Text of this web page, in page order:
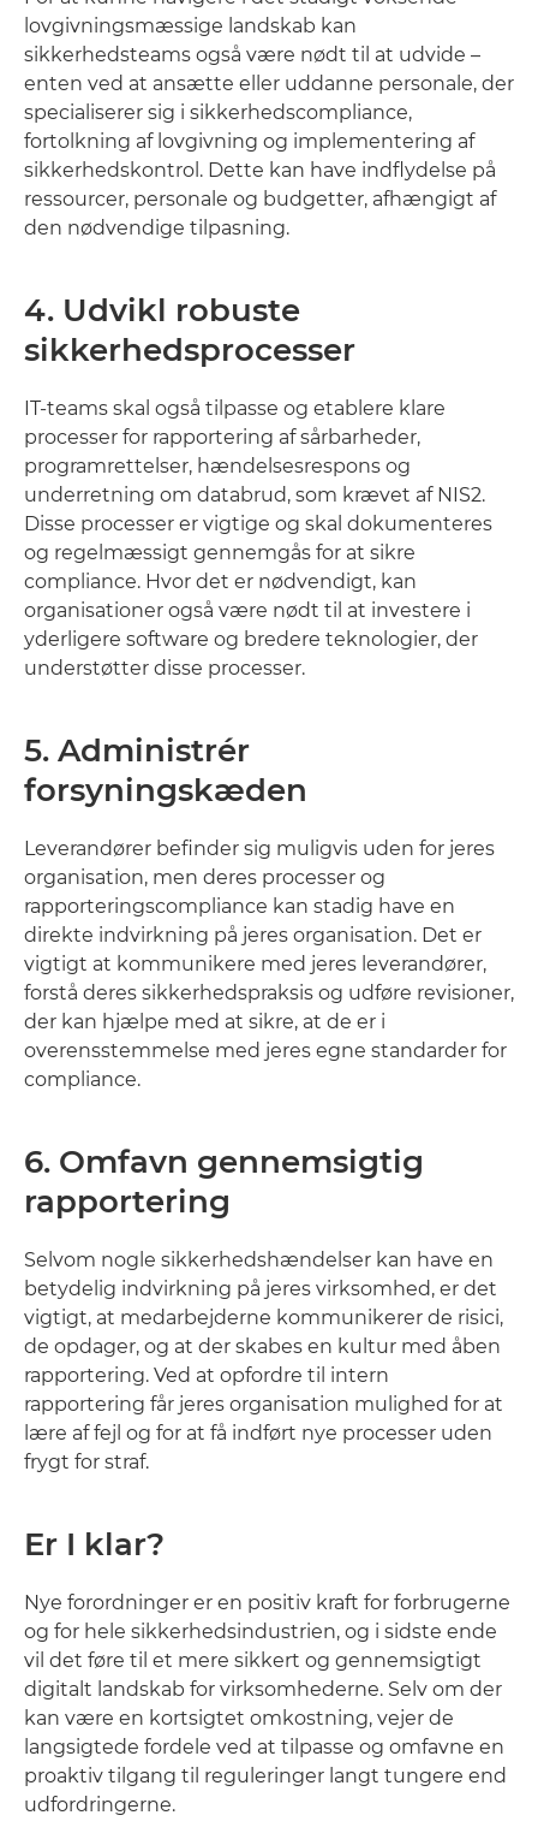
lovgivningsmæssige landskab kan
sikkerhedsteams også være nødt til at udvide –
enten ved at ansætte eller uddanne personale, der
specialiserer sig i sikkerhedscompliance,
fortolkning af lovgivning og implementering af
sikkerhedskontrol. Dette kan have indflydelse på
ressourcer, personale og budgetter, afhængigt af
den nødvendige tilpasning.
4. Udvikl robuste
sikkerhedsprocesser
IT-teams skal også tilpasse og etablere klare
processer for rapportering af sårbarheder,
programrettelser, hændelsesrespons og
underretning om databrud, som krævet af NIS2.
Disse processer er vigtige og skal dokumenteres
og regelmæssigt gennemgås for at sikre
compliance. Hvor det er nødvendigt, kan
organisationer også være nødt til at investere i
yderligere software og bredere teknologier, der
understøtter disse processer.
5. Administrér
forsyningskæden
Leverandører befinder sig muligvis uden for jeres
organisation, men deres processer og
rapporteringscompliance kan stadig have en
direkte indvirkning på jeres organisation. Det er
vigtigt at kommunikere med jeres leverandører,
forstå deres sikkerhedspraksis og udføre revisioner,
der kan hjælpe med at sikre, at de er i
overensstemmelse med jeres egne standarder for
compliance.
6. Omfavn gennemsigtig
rapportering
Selvom nogle sikkerhedshændelser kan have en
betydelig indvirkning på jeres virksomhed, er det
vigtigt, at medarbejderne kommunikerer de risici,
de opdager, og at der skabes en kultur med åben
rapportering. Ved at opfordre til intern
rapportering får jeres organisation mulighed for at
lære af fejl og for at få indført nye processer uden
frygt for straf.
Er I klar?
Nye forordninger er en positiv kraft for forbrugerne
og for hele sikkerhedsindustrien, og i sidste ende
vil det føre til et mere sikkert og gennemsigtigt
digitalt landskab for virksomhederne. Selv om der
kan være en kortsigtet omkostning, vejer de
langsigtede fordele ved at tilpasse og omfavne en
proaktiv tilgang til reguleringer langt tungere end
udfordringerne.